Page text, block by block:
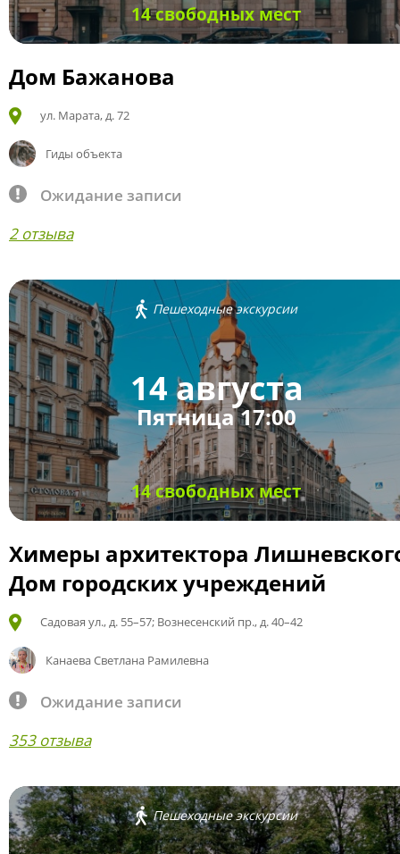
14 свободных мест
Дом Бажанова
ул. Марата, д. 72
Гиды объекта
Ожидание записи
2 отзыва
Пешеходные экскурсии
14 августа
Пятница 17:00
14 свободных мест
Химеры архитектора
Дом городских учреждений
Садовая ул., д. 55–57; Вознесенский пр., д. 40–42
Канаева Светлана Рамилевна
Ожидание записи
353 отзыва
Пешеходные экскурсии